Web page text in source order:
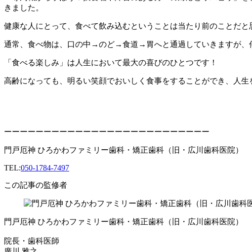
きました。
健康な人にとって、食べて飲み込むということは当たり前のことだ
通常、食べ物は、口の中→のど→食道→胃へと通過していきますが、
「食べる楽しみ」は人生において最大の喜びのひとつです！
高齢になっても、明るい笑顔でおいしく食事をすることができ、人
ーーーーーーーーーーーーーーーーーーーーーーーーーー
門戸厄神 ひろかわファミリー歯科・矯正歯科（旧・広川歯科医院）
TEL:050-1784-7497
この記事の監修者
門戸厄神 ひろかわファミリー歯科・矯正歯科（旧・広川歯科医院）
院長・歯科医師